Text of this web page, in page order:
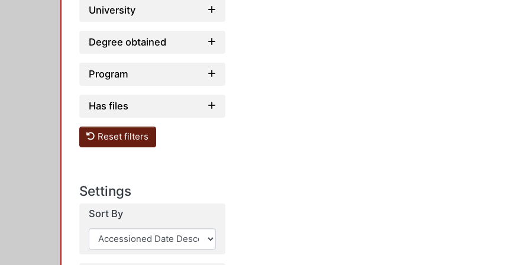
University
Degree obtained
Program
Has files
Reset filters
Settings
Sort By